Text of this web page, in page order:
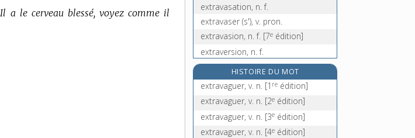
Il a le cerveau blessé, voyez comme il
extravasation, n. f.
extravaser (s'), v. pron.
extravasion, n. f. [7e édition]
extraversion, n. f.
extraverti, -ie, adj.
extrême, adj. et n. m.
extrêmement, adv.
extrême-onction, n. f.
HISTOIRE DU MOT
extravaguer, v. n. [1 re édition]
extravaguer, v. n. [2e édition]
extravaguer, v. n. [3e édition]
extravaguer, v. n. [4e édition]